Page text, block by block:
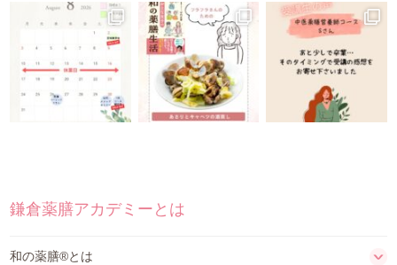
鎌倉薬膳アカデミーとは
和の薬膳®とは